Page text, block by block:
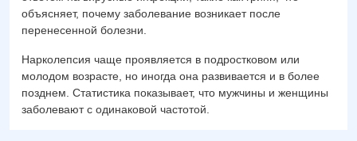
объясняет, почему заболевание возникает после
перенесенной болезни.
Нарколепсия чаще проявляется в подростковом или
молодом возрасте, но иногда она развивается и в более
позднем. Статистика показывает, что мужчины и женщины
заболевают с одинаковой частотой.